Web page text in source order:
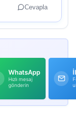
Cevapla
WhatsApp
Hızlı mesaj
gönderin